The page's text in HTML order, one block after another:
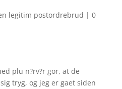
legitim postordrebrud | 0
plu n?rv?r gor, at de
tryg, og jeg er gaet siden